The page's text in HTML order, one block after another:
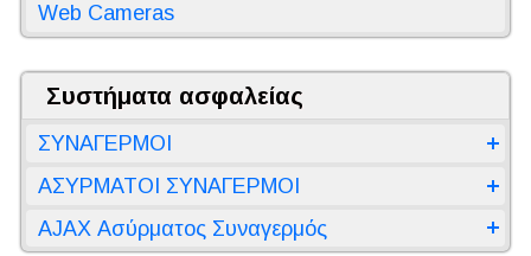
Web Cameras
Συστήματα ασφαλείας
ΣΥΝΑΓΕΡΜΟΙ
ΑΣΥΡΜΑΤΟΙ ΣΥΝΑΓΕΡΜΟΙ
AJAX Ασύρματος Συναγερμός